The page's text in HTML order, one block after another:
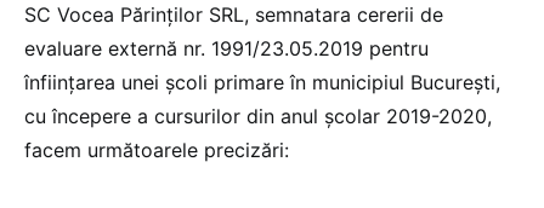
SC Vocea Părinților SRL, semnatara cererii de
evaluare externă nr. 1991/23.05.2019 pentru
înființarea unei școli primare în municipiul București,
cu începere a cursurilor din anul școlar 2019-2020,
facem următoarele precizări: